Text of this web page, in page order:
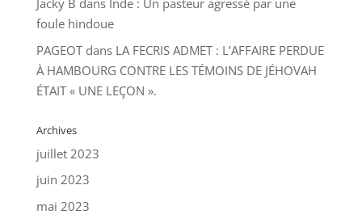
Jacky B dans Inde : Un pasteur agressé par une
foule hindoue
PAGEOTdans LA FECRIS ADMET : L’AFFAIRE PERDUE
À HAMBOURG CONTRE LES TÉMOINS DE JÉHOVAH
ÉTAIT « UNE LEÇON ».
Archives
juillet 2023
juin 2023
mai 2023